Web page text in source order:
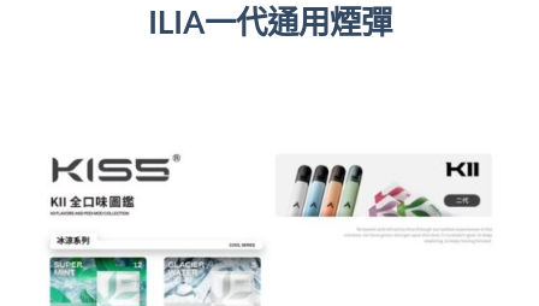
ILIA一代通用煙彈